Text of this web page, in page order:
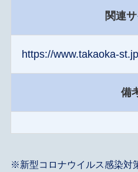
関連
https://www.takaoka-
備
※新型コロナウイルス感染対